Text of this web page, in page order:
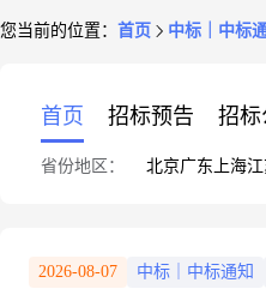
您当前的位置： 首页 中标｜中标
首页 招标预告 招标
省份地区： 北京广东 上海
2026-08-07 中标｜中标通知